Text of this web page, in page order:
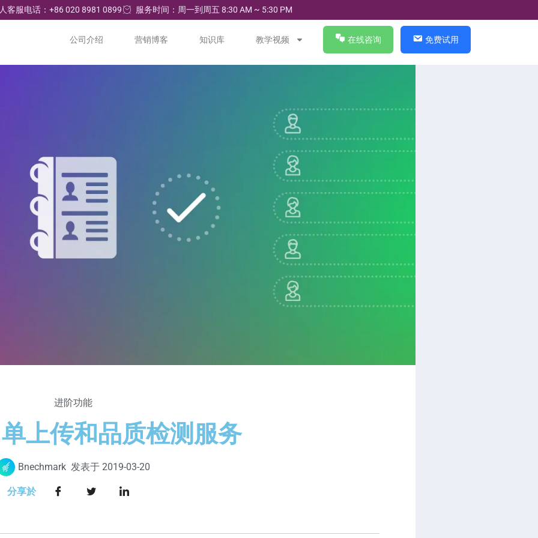
客服电话：+86 020 8981 0899 服务时间：周一到周五 8:30 AM ~ 5:30 PM
公司介绍 营销博客 知识库 教学视频 在线咨询 免费试用
进阶功能
上传和品质检测服务
Bnechmark 发表于 2019-03-20
分享於